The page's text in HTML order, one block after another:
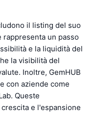
il listing del suo
un passo
e la liquidità del
la visibilità del
Inoltre, GemHUB
con aziende come
Queste
e l'espansione